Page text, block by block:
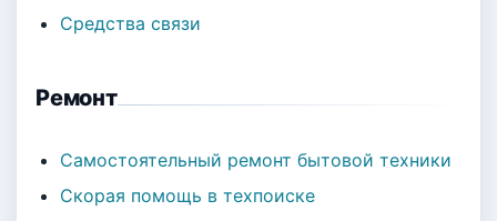
Средства связи
Ремонт
Самостоятельный ремонт бытовой техники
Скорая помощь в техпоиске